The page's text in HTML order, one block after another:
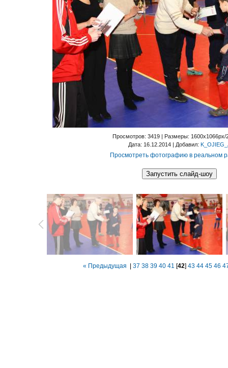
Просмотров: 3419 | Размеры: 1600x1066px/
Дата: 16.12.2014 | Добавил:
Просмотреть фотографию в реальном
« Предыдущая 37 38 39 40 41 [42] 43 44 45 46